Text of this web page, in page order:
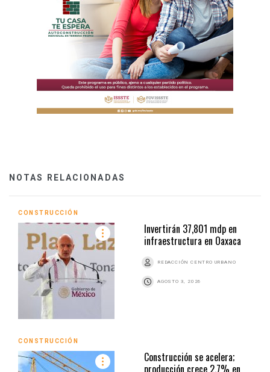
NOTAS RELACIONADAS
CONSTRUCCIÓN
Invertirán 37,801 mdp en
infraestructura en Oaxaca
REDACCIÓN CENTRO URBANO
AGOSTO 3, 2026
CONSTRUCCIÓN
Construcción se acelera;
producción crece 2.7% en